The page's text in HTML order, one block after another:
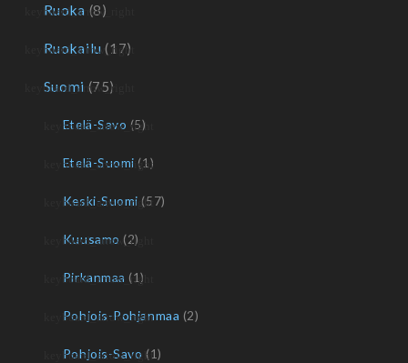
Ruoka (8)
Ruokailu (17)
Suomi (75)
Etelä-Savo (5)
Etelä-Suomi (1)
Keski-Suomi (57)
Kuusamo (2)
Pirkanmaa (1)
Pohjois-Pohjanmaa (2)
Pohjois-Savo (1)